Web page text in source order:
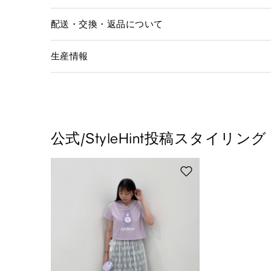
配送・交換・返品について
生産情報
公式/StyleHint投稿スタイリング